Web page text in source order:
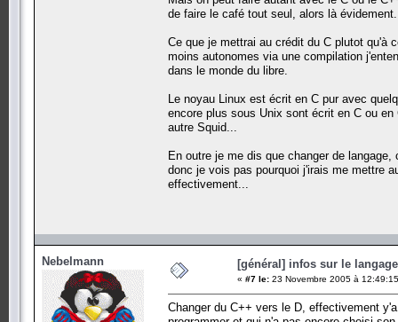
de faire le café tout seul, alors là
Ce que je mettrai au crédit du C plutot qu'à
moins autonomes via une compilation
dans le monde du libre.
Le noyau Linux est écrit en C pur avec
encore plus sous Unix sont écrit en C ou
autre Squid...
En outre je me dis que changer de
donc je vois pas pourquoi j'irais me mettre
effectivement...
Nebelmann [général] infos sur le
« #7 le: 23 Novembre 2005 à
Changer du C++ vers le D, effectivement